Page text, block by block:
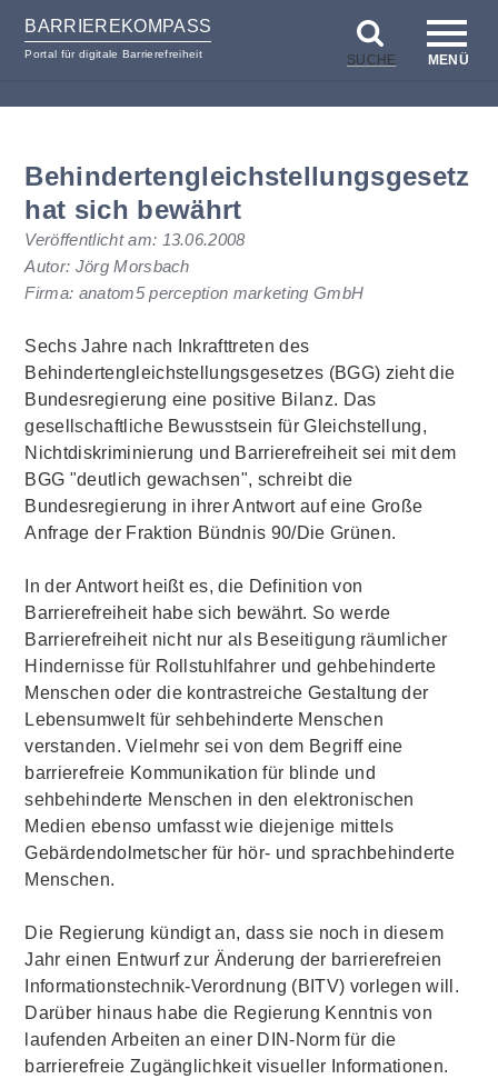
BARRIEREKOMPASS
Portal für digitale Barrierefreiheit SUCHE MENÜ
Behindertengleichstellungsgesetz
hat sich bewährt
Veröffentlicht am: 13.06.2008
Autor: Jörg Morsbach
Firma: anatom5 perception marketing GmbH
Sechs Jahre nach Inkrafttreten des
Behindertengleichstellungsgesetzes (BGG) zieht die
Bundesregierung eine positive Bilanz. Das
gesellschaftliche Bewusstsein für Gleichstellung,
Nichtdiskriminierung und Barrierefreiheit sei mit dem
BGG "deutlich gewachsen", schreibt die
Bundesregierung in ihrer Antwort auf eine Große
Anfrage der Fraktion Bündnis 90/Die Grünen.
In der Antwort heißt es, die Definition von
Barrierefreiheit habe sich bewährt. So werde
Barrierefreiheit nicht nur als Beseitigung räumlicher
Hindernisse für Rollstuhlfahrer und gehbehinderte
Menschen oder die kontrastreiche Gestaltung der
Lebensumwelt für sehbehinderte Menschen
verstanden. Vielmehr sei von dem Begriff eine
barrierefreie Kommunikation für blinde und
sehbehinderte Menschen in den elektronischen
Medien ebenso umfasst wie diejenige mittels
Gebärdendolmetscher für hör- und sprachbehinderte
Menschen.
Die Regierung kündigt an, dass sie noch in diesem
Jahr einen Entwurf zur Änderung der barrierefreien
Informationstechnik-Verordnung (BITV) vorlegen will.
Darüber hinaus habe die Regierung Kenntnis von
laufenden Arbeiten an einer DIN-Norm für die
barrierefreie Zugänglichkeit visueller Informationen.